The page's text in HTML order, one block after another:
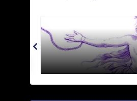
Andromeda - Den